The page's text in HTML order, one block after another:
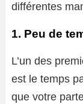
différentes
1. Peu de
L’un des
est le temps
que votre